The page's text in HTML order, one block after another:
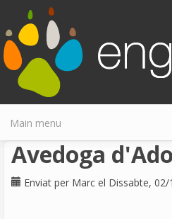
Skip to main content
Avedoga
Enviat per Marc el Dissabte, 02/